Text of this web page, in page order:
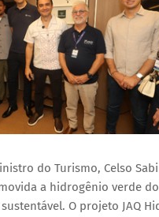
do Turismo, Celso
a hidrogênio verde
O projeto JAQ